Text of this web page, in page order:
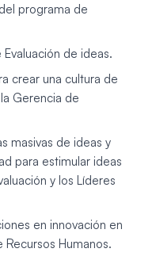
del programa de
de ideas.
crear una cultura de
Gerencia de
masivas de ideas y
para estimular ideas
y los Líderes
en innovación en
Humanos.